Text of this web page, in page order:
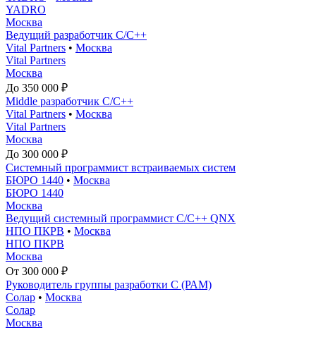
YADRO
Москва
Ведущий разработчик C/C++
Vital Partners • Москва
Vital Partners
Москва
До 350 000 ₽
Middle разработчик C/C++
Vital Partners • Москва
Vital Partners
Москва
До 300 000 ₽
Системный программист встраиваемых систем
БЮРО 1440 • Москва
БЮРО 1440
Москва
Ведущий системный программист С/С++ QNX
НПО ПКРВ • Москва
НПО ПКРВ
Москва
От 300 000 ₽
Руководитель группы разработки С (РАМ)
Солар • Москва
Солар
Москва